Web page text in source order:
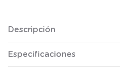
Descripción
Especificaciones